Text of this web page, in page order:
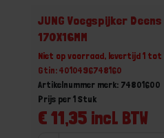
JUNG Voegspijker
170X16MM
Niet op voorraad, levertijd 1 tot
Gtin: 4010496748160
Artikelnummer merk: 74801600
€ 11,35 incl. BTW
Prijs per 1 Stuk